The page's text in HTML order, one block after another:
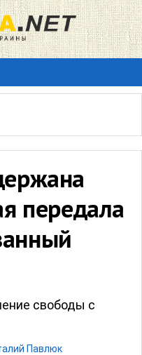
передала
свободы с
Павлюк